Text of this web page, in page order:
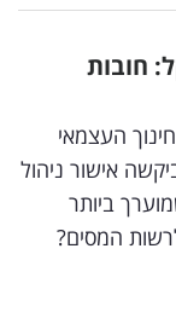
שקל: חובות
העצמאי
אישור ניהול
ביותר